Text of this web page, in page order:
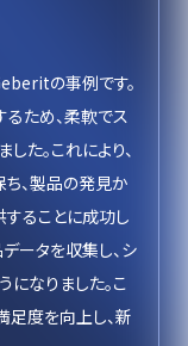
の事例です。
ため、柔軟でス
た。これにより、
、製品の発見か
ることに成功し
ータを収集し、シ
になりました。こ
度を向上し、新